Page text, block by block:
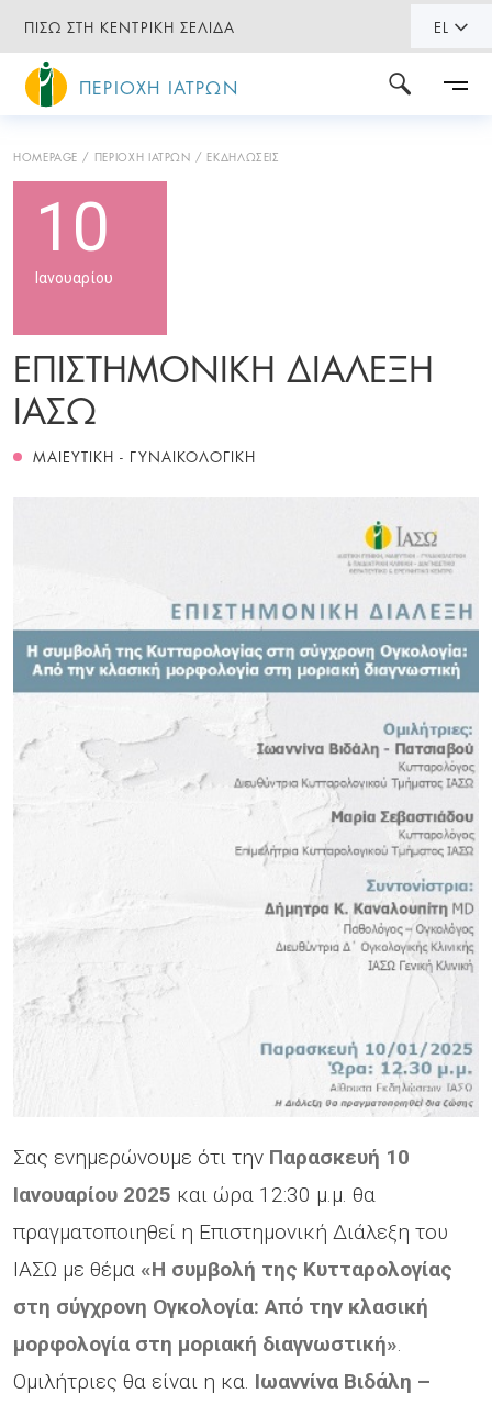
ΠΙΣΩ ΣΤΗ ΚΕΝΤΡΙΚΗ ΣΕΛΙΔΑ EL
ΠΕΡΙΟΧΗ ΙΑΤΡΩΝ
HOMEPAGE ΠΕΡΙΟΧΗ ΙΑΤΡΩΝ ΕΚΔΗΛΩΣΕΙΣ
10
Ιανουαρίου
ΕΠΙΣΤΗΜΟΝΙΚΗ ΔΙΑΛΕΞΗ
ΙΑΣΩ
ΜΑΙΕΥΤΙΚΗ - ΓΥΝΑΙΚΟΛΟΓΙΚΗ
Σας ενημερώνουμε ότι την Παρασκευή 10
Ιανουαρίου 2025 και ώρα 12:30 μ.μ. θα
πραγματοποιηθεί η Επιστημονική Διάλεξη του
ΙΑΣΩ με θέμα «Η συμβολή της Κυτταρολογίας
στη σύγχρονη Ογκολογία: Από την κλασική
μορφολογία στη μοριακή διαγνωστική».
Ομιλήτριες θα είναι η κα. Ιωαννίνα Βιδάλη –